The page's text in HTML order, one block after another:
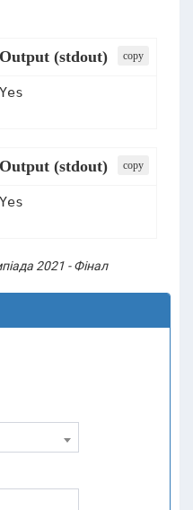
Output (stdout) сopy
Yes
Output (stdout) сopy
Yes
2021 - Фінал